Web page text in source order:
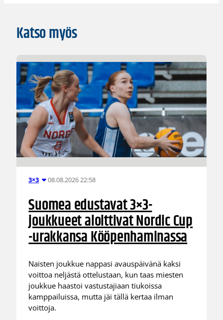
Katso myös
3×3 08.08.2026 22:58
Suomea edustavat 3×3-
joukkueet aloittivat Nordic Cup
-urakkansa Kööpenhaminassa
Naisten joukkue nappasi avauspäivänä kaksi
voittoa neljästä ottelustaan, kun taas miesten
joukkue haastoi vastustajiaan tiukoissa
kamppailuissa, mutta jäi tällä kertaa ilman
voittoja.